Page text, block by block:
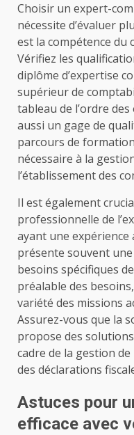
Choisir un expert-
nécessite d’évaluer
est la compétence du
Vérifiez les
diplôme d’expertise
supérieur de
tableau de l’ordre
aussi un gage de
parcours de
nécessaire à la
l’établissement des
Il est également
professionnelle de
ayant une expérience
présente souvent
besoins spécifiques
préalable des
variété des missions
Assurez-vous que la
propose des
cadre de la gestion
des déclarations
Astuces pour
efficace avec